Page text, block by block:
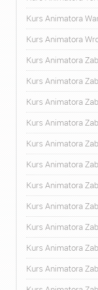
Kurs Animatora
Kurs Animatora
Kurs Animatora
Kurs Animatora
Kurs Animatora
Kurs Animatora
Kurs Animatora
Kurs Animatora
Kurs Animatora
Kurs Animatora
Kurs Animatora
Kurs Animatora
Kurs Animatora